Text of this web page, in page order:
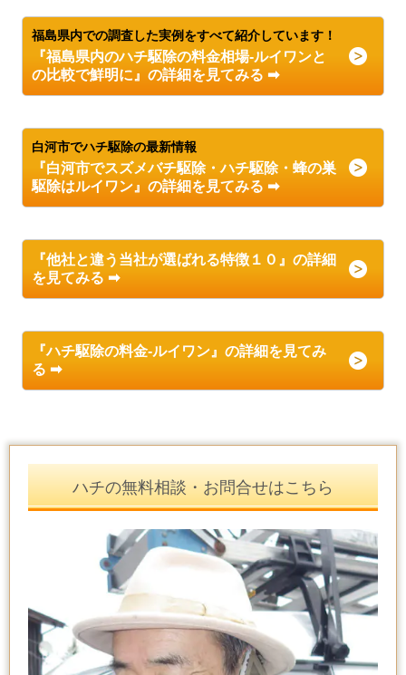
福島県内での調査した実例をすべて紹介しています！
『福島県内のハチ駆除の料金相場-ルイワンと
の比較で鮮明に』の詳細を見てみる ➡
白河市でハチ駆除の最新情報
『白河市でスズメバチ駆除・ハチ駆除・蜂の巣
駆除はルイワン』の詳細を見てみる ➡
『他社と違う当社が選ばれる特徴１０』の詳細
を見てみる ➡
『ハチ駆除の料金-ルイワン』の詳細を見てみ
る ➡
ハチの無料相談・お問合せはこちら